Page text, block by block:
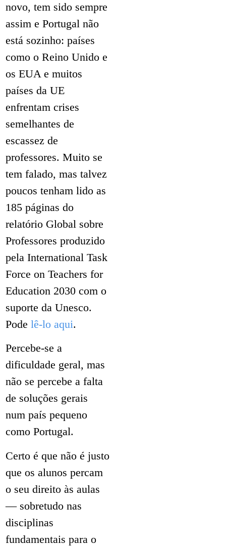
novo, tem sido sempre
assim e Portugal não
está sozinho: países
como o Reino Unido e
os EUA e muitos
países da UE
enfrentam crises
semelhantes de
escassez de
professores. Muito se
tem falado, mas talvez
poucos tenham lido as
185 páginas do
relatório Global sobre
Professores produzido
pela International Task
Force on Teachers for
Education 2030 com o
suporte da Unesco.
Pode lê-lo aqui.
Percebe-se a
dificuldade geral, mas
não se percebe a falta
de soluções gerais
num país pequeno
como Portugal.
Certo é que não é justo
que os alunos percam
o seu direito às aulas
— sobretudo nas
disciplinas
fundamentais para o